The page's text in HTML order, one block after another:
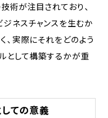
術が注目されており、
ネスチャンスを生むか
実際にそれをどのよう
として構築するかが重
ての意義